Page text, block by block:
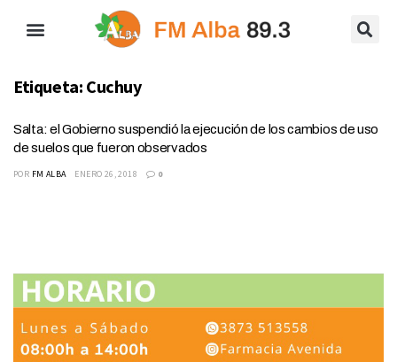
Etiqueta: Cuchuy
Salta: el Gobierno suspendió la ejecución de los cambios de uso
de suelos que fueron observados
POR FM ALBA ENERO 26, 2018 0